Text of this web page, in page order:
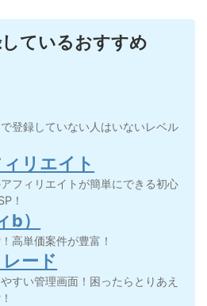
ているおすすめ
登録していない人はいないレベル
リエイト
フィリエイトが簡単にできる初心
！
）
高単価案件が豊富！
ード
すい管理画面！困ったらとりあえ